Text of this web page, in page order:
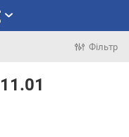
Фільтр